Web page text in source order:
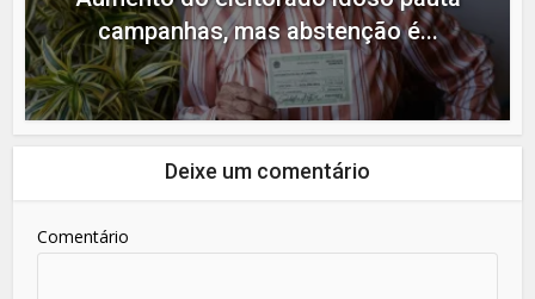
campanhas, mas abstenção é...
Deixe um comentário
Comentário